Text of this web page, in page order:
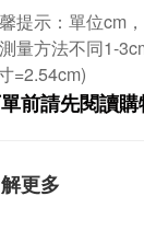
提示：單位cm
量方法不同1-
=2.54cm)
前請先閱讀
更多